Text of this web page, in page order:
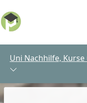
Uni Nachhilfe,